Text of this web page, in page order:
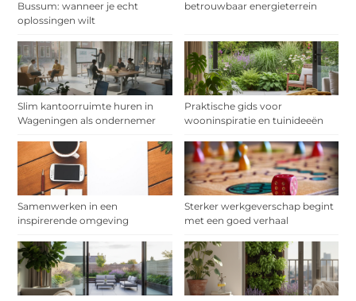
Bussum: wanneer je echt
oplossingen wilt
betrouwbaar energieterrein
Slim kantoorruimte huren in
Wageningen als ondernemer
Praktische gids voor
wooninspiratie en tuinideeën
Samenwerken in een
inspirerende omgeving
Sterker werkgeverschap begint
met een goed verhaal